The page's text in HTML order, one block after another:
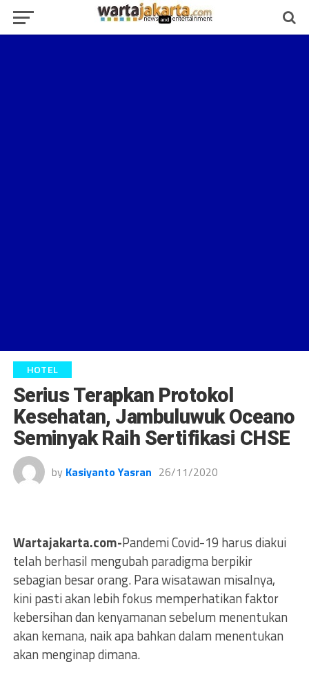
HOTEL
Serius Terapkan Protokol
Kesehatan, Jambuluwuk Oceano
Seminyak Raih Sertifikasi CHSE
by Kasiyanto Yasran 26/11/2020
Wartajakarta.com-Pandemi Covid-19 harus diakui
telah berhasil mengubah paradigma berpikir
sebagian besar orang. Para wisatawan misalnya,
kini pasti akan lebih fokus memperhatikan faktor
kebersihan dan kenyamanan sebelum menentukan
akan kemana, naik apa bahkan dalam menentukan
akan menginap dimana.